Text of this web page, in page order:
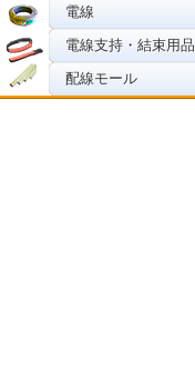
電線
電線支持・結束用品
配線モール